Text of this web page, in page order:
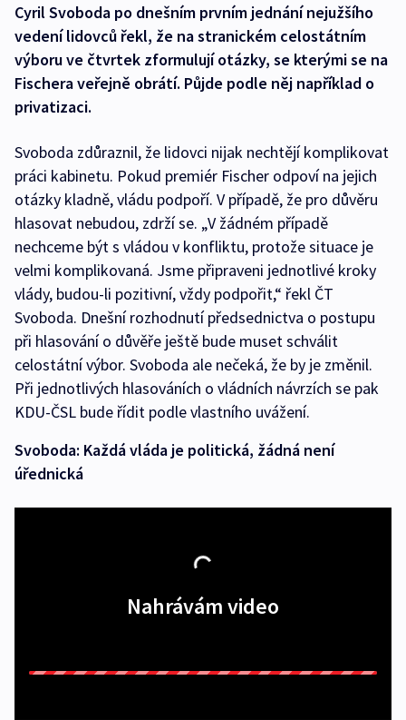
Cyril Svoboda po dnešním prvním jednání nejužšího
vedení lidovců řekl, že na stranickém celostátním
výboru ve čtvrtek zformulují otázky, se kterými se na
Fischera veřejně obrátí. Půjde podle něj například o
privatizaci.
Svoboda zdůraznil, že lidovci nijak nechtějí komplikovat
práci kabinetu. Pokud premiér Fischer odpoví na jejich
otázky kladně, vládu podpoří. V případě, že pro důvěru
hlasovat nebudou, zdrží se. „V žádném případě
nechceme být s vládou v konfliktu, protože situace je
velmi komplikovaná. Jsme připraveni jednotlivé kroky
vlády, budou-li pozitivní, vždy podpořit,“ řekl ČT
Svoboda. Dnešní rozhodnutí předsednictva o postupu
při hlasování o důvěře ještě bude muset schválit
celostátní výbor. Svoboda ale nečeká, že by je změnil.
Při jednotlivých hlasováních o vládních návrzích se pak
KDU-ČSL bude řídit podle vlastního uvážení.
Svoboda: Každá vláda je politická, žádná není
úřednická
Nahrávám video